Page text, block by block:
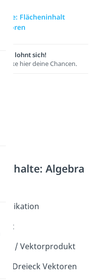
Flächeninhalt
lohnt sich!
hier deine Chancen.
Inhalte: Algebra
/ Vektorprodukt
Dreieck Vektoren